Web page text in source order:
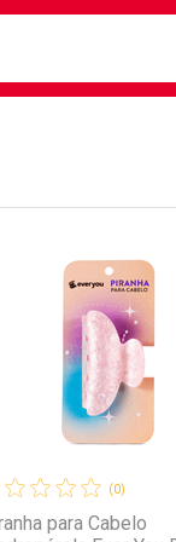
(0)
para Cabelo